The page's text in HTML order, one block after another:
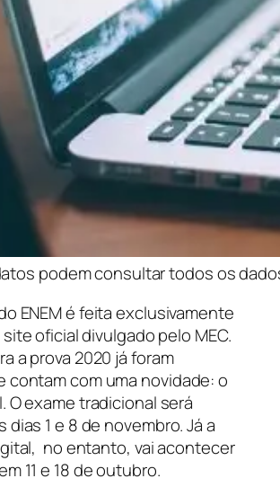
podem consultar todos os
ENEM é feita exclusivamente
oficial divulgado pelo MEC.
a prova 2020 já foram
contam com uma novidade: o
O exame tradicional será
dias 1 e 8 de novembro. Já a
no entanto, vai acontecer
11 e 18 de outubro.